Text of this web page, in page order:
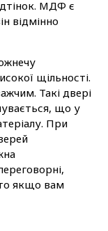
МДФ є
відмінно
щільності.
Такі двері
що у
При
якщо вам